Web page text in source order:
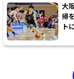
大
帰
ト